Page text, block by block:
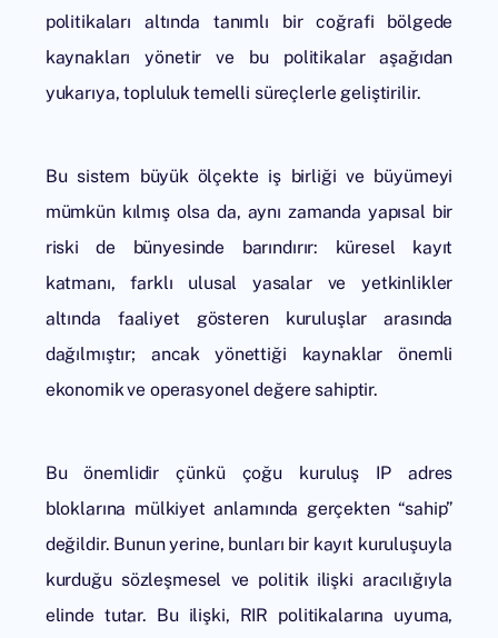
politikaları altında tanımlı bir coğrafi bölgede
kaynakları yönetir ve bu politikalar aşağıdan
yukarıya, topluluk temelli süreçlerle geliştirilir.
Bu sistem büyük ölçekte iş birliği ve büyümeyi
mümkün kılmış olsa da, aynı zamanda yapısal bir
riski de bünyesinde barındırır: küresel kayıt
katmanı, farklı ulusal yasalar ve yetkinlikler
altında faaliyet gösteren kuruluşlar arasında
dağılmıştır; ancak yönettiği kaynaklar önemli
ekonomik ve operasyonel değere sahiptir.
Bu önemlidir çünkü çoğu kuruluş IP adres
bloklarına mülkiyet anlamında gerçekten “sahip”
değildir. Bunun yerine, bunları bir kayıt kuruluşuyla
kurduğu sözleşmesel ve politik ilişki aracılığıyla
elinde tutar. Bu ilişki, RIR politikalarına uyuma,